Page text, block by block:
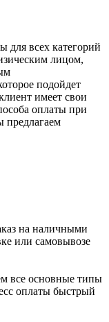
для всех категорий
лицом,
подойдет
имеет свои
оплаты при
предлагаем
на наличными
или самовывозе
все основные типы
оплаты быстрый